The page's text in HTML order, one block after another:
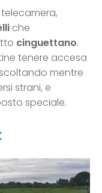
che
cinguettano.
tenere accesa
mentre
strani, e
speciale.